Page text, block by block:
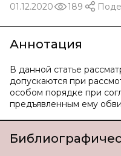
01.12.2020 189
Аннотация
В данной статье
допускаются при
особом порядке при
предъявленным ему